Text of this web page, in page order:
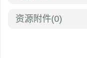
资源附件(0)